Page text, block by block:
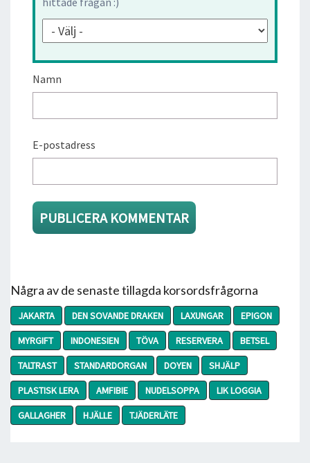
Namn
E-postadress
Några av de senaste tillagda korsordsfrågorna
JAKARTA DEN SOVANDE DRAKEN LAXUNGAR
EPIGON
MYRGIFT
INDONESIEN TÖVA RESERVERA
BETSEL
TALTRAST
STANDARDORGAN DOYEN
SHJÄLP
PLASTISK LERA
AMFIBIE NUDELSOPPA
LIK LOGGIA
GALLAGHER
HJÄLLE TJÄDERLÄTE